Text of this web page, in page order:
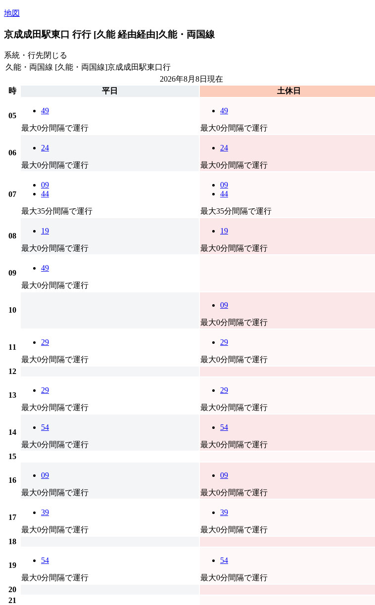
地図
京成成田駅東口 行行 [久能 経由経由]久能・両国線
系統・行先閉じる
久能・両国線 [久能・両国線]京成成田駅東口行
2026年8月8日 現在
時
平日 土休日
05
49
最大0分間隔で運行
49
最大0分間隔で運行
06
24
最大0分間隔で運行
24
最大0分間隔で運行
07
09
44
最大35分間隔で運行
09
44
最大35分間隔で運行
08
19
最大0分間隔で運行
19
最大0分間隔で運行
09
49
最大0分間隔で運行
10
09
最大0分間隔で運行
11
29
最大0分間隔で運行
29
最大0分間隔で運行
12
13
29
最大0分間隔で運行
29
最大0分間隔で運行
14
54
最大0分間隔で運行
54
最大0分間隔で運行
15
16
09
最大0分間隔で運行
09
最大0分間隔で運行
17
39
最大0分間隔で運行
39
最大0分間隔で運行
18
19
54
最大0分間隔で運行
54
最大0分間隔で運行
20
21